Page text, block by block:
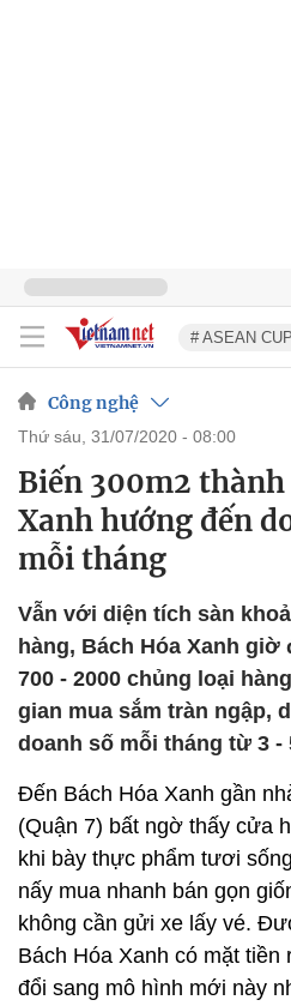
# ASEAN
Công nghệ
thứ sáu, 31/07/2020 - 08:00
Biến 300m2 thành
Xanh hướng đến
mỗi tháng
Vẫn với diện tích sàn
hàng, Bách Hóa Xanh
700 - 2000 chủng loại
gian mua sắm tràn ngập,
doanh số mỗi tháng từ 3 -
Đến Bách Hóa Xanh gần
(Quận 7) bất ngờ thấy cửa
khi bày thực phẩm tươi
nấy mua nhanh bán gọn
không cần gửi xe lấy vé.
Bách Hóa Xanh có mặt
đổi sang mô hình mới này